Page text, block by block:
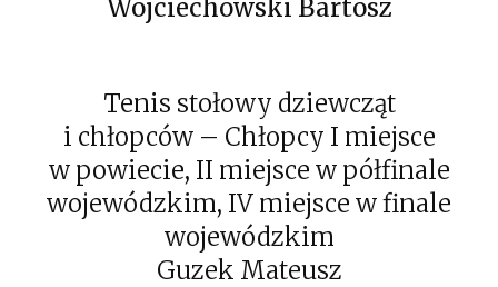
Wojciechowski Bartosz
Tenis stołowy dziewcząt
i chłopców – Chłopcy I miejsce
w powiecie, II miejsce w półfinale
wojewódzkim, IV miejsce w finale
wojewódzkim
Guzek Mateusz